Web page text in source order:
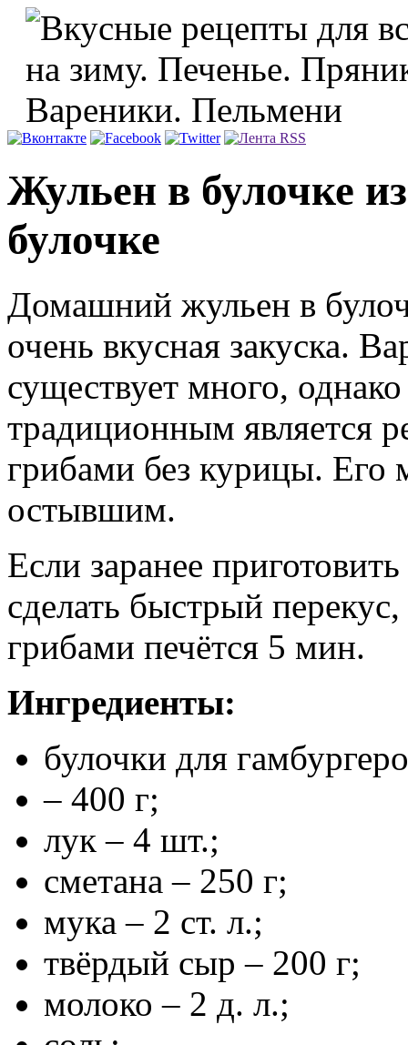
Жульен в булочке
булочке
Домашний жульен в
очень вкусная закуска.
существует много,
традиционным является
грибами без курицы.
остывшим.
Если заранее
сделать быстрый
грибами печётся 5 мин.
Ингредиенты:
булочки для
– 400 г;
лук – 4 шт.;
сметана – 250 г;
мука – 2 ст. л.;
твёрдый сыр – 200 г;
молоко – 2 д. л.;